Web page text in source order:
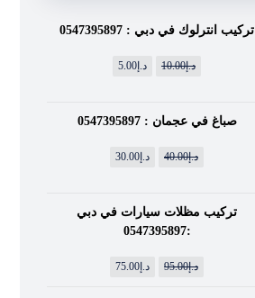
تركيب انترلوك في دبي : 0547395897
د.إ10.00 د.إ 5.00
صباغ في عجمان : 0547395897
د.إ40.00 د.إ 30.00
تركيب مظلات سيارات في دبي
:0547395897
د.إ95.00 د.إ 75.00